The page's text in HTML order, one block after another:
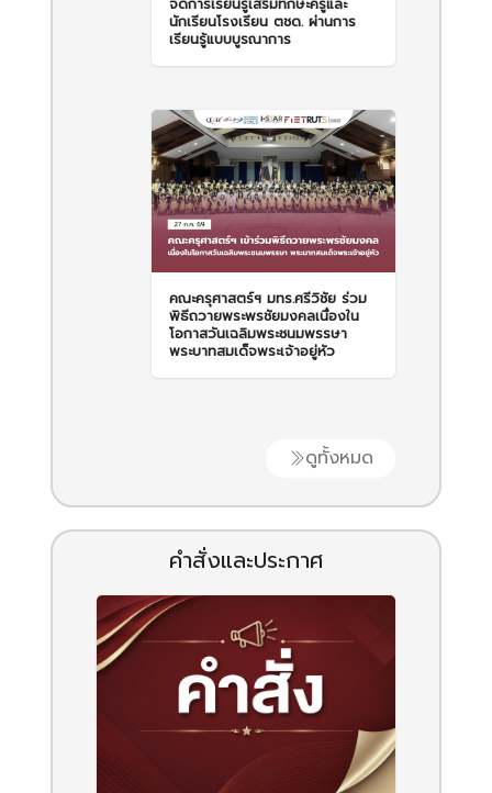
นักเรียนโรงเรียน ตชด. ผ่านการ
เรียนรู้แบบบูรณาการ
คณะครุศาสตร์ฯ มทร.ศรีวิชัย ร่วม
พิธีถวายพระพรชัยมงคลเนื่องใน
โอกาสวันเฉลิมพระชนมพรรษา
พระบาทสมเด็จพระเจ้าอยู่หัว
ดูทั้งหมด
คำสั่งและประกาศ